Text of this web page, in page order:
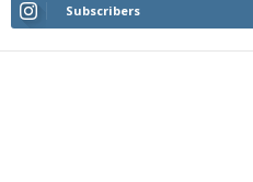
Subscribers